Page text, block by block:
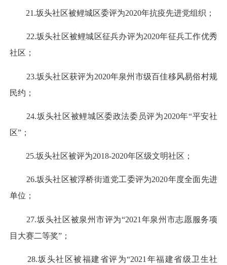
21.坂头社区被鲤城区委评为2020年抗疫先进党组织；
22.坂头社区被鲤城区征兵办评为2020年征兵工作优秀
社区；
23.坂头社区获评为2020年泉州市级百佳移风易俗村规
民约；
24.坂头社区被鲤城区委政法委员评为2020年“平安社
区”；
25.坂头社区被评为2018-2020年区级文明社区；
26.坂头社区被浮桥街道党工委评为2020年度全面先进
单位；
27.坂头社区被泉州市评为“2021年泉州市志愿服务项
目大赛二等奖”；
28.坂头社区被福建省评为“2021年福建省级卫生社